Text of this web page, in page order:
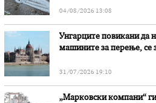
04/08/2026 13:08
Унгарците повикани да
машините за перење, се
31/07/2026 19:10
„Марковски компани“